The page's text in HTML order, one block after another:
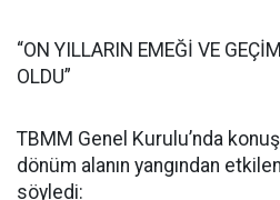
“ON YILLARIN EMEĞİ VE
OLDU”
TBMM Genel Kurulu’nda
dönüm alanın yangından
söyledi: